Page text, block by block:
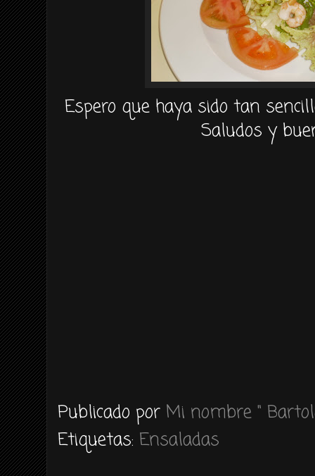
Espero que haya sido tan
Saludos y
Publicado por Mi nombre "
Etiquetas: Ensaladas